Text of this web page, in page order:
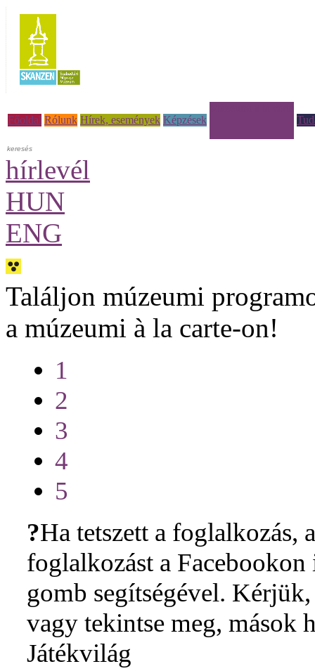
Főoldal Rólunk Hírek, események Képzések
hírlevél
HUN
ENG
Találjon múzeumi
a múzeumi à la carte-on!
1
2
3
4
5
?Ha tetszett a foglalkozás,
foglalkozást a
gomb segítségével.
vagy tekintse meg, mások
Játékvilág